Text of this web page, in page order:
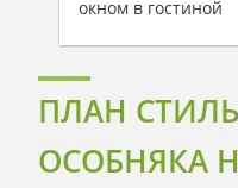
окном в гостиной
ПЛАН
ОСОБНЯКА